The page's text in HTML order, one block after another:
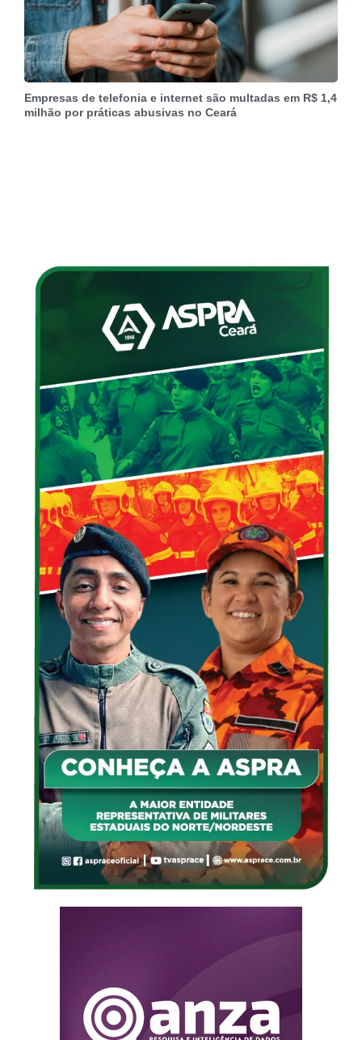
Empresas de telefonia e internet são multadas em R$ 1,4
milhão por práticas abusivas no Ceará